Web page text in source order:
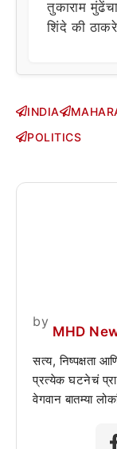
तुकाराम
शिंदे की
INDIA
POLITICS
by
MHD
सत्य, निष्पक्षता
प्रत्येक घटनेचं
वेगवान बातम्या